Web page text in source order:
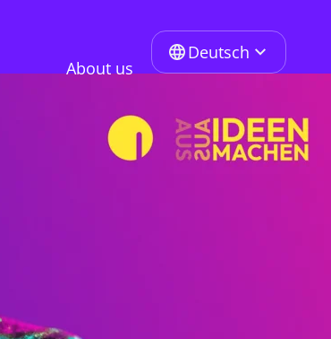
About us
Deutsch